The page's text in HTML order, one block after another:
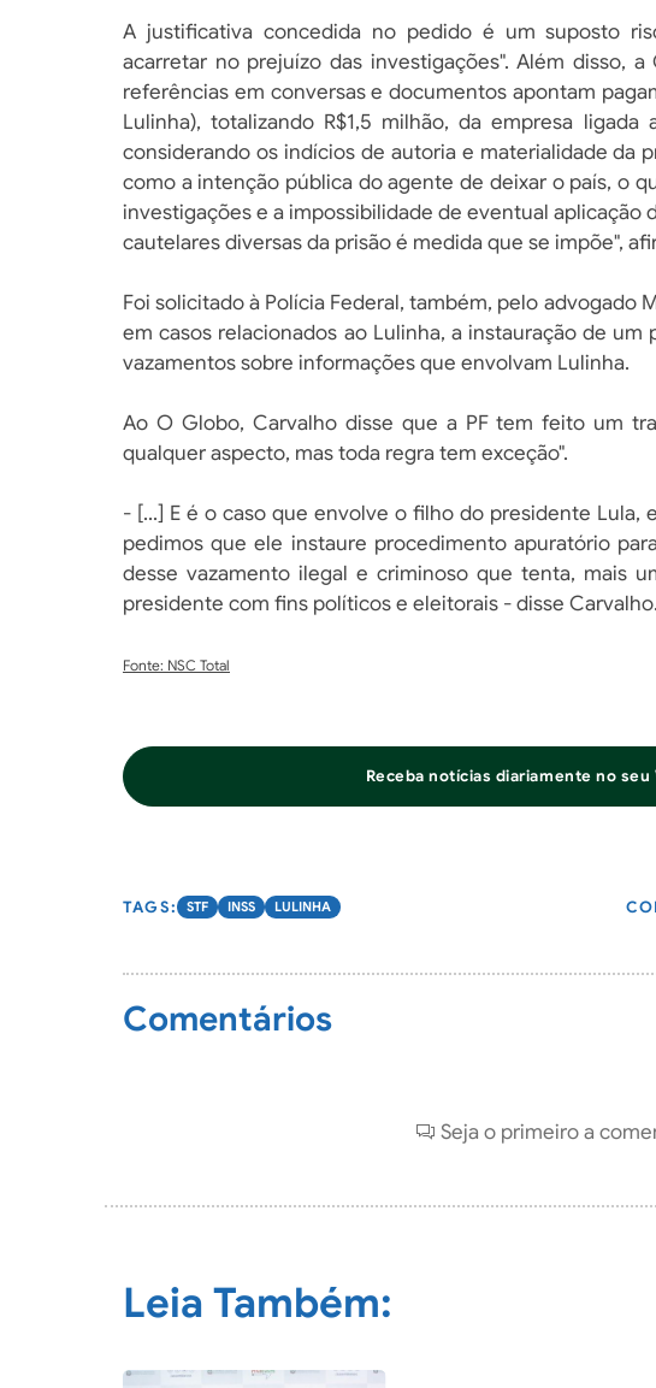
A justificativa concedida no pedido é um suposto
acarretar no prejuízo das investigações". Além disso,
referências em conversas e documentos apontam
Lulinha), totalizando R$1,5 milhão, da empresa ligada
considerando os indícios de autoria e materialidade da
como a intenção pública do agente de deixar o país, o
investigações e a impossibilidade de eventual aplicação
cautelares diversas da prisão é medida que se impõe",
Foi solicitado à Polícia Federal, também, pelo advogado
em casos relacionados ao Lulinha, a instauração de
vazamentos sobre informações que envolvam Lulinha.
Ao O Globo, Carvalho disse que a PF tem feito um
qualquer aspecto, mas toda regra tem exceção".
- [...] E é o caso que envolve o filho do presidente Lula,
pedimos que ele instaure procedimento apuratório
desse vazamento ilegal e criminoso que tenta, mais
presidente com fins políticos e eleitorais - disse Carvalho.
Fonte: NSC Total
Receba notícias diariamente no seu
STF INSS LULINHA
Comentários
Seja o primeiro a
Leia Também: